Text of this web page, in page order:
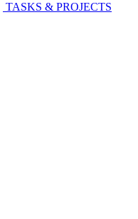
TASKS & PROJECTS